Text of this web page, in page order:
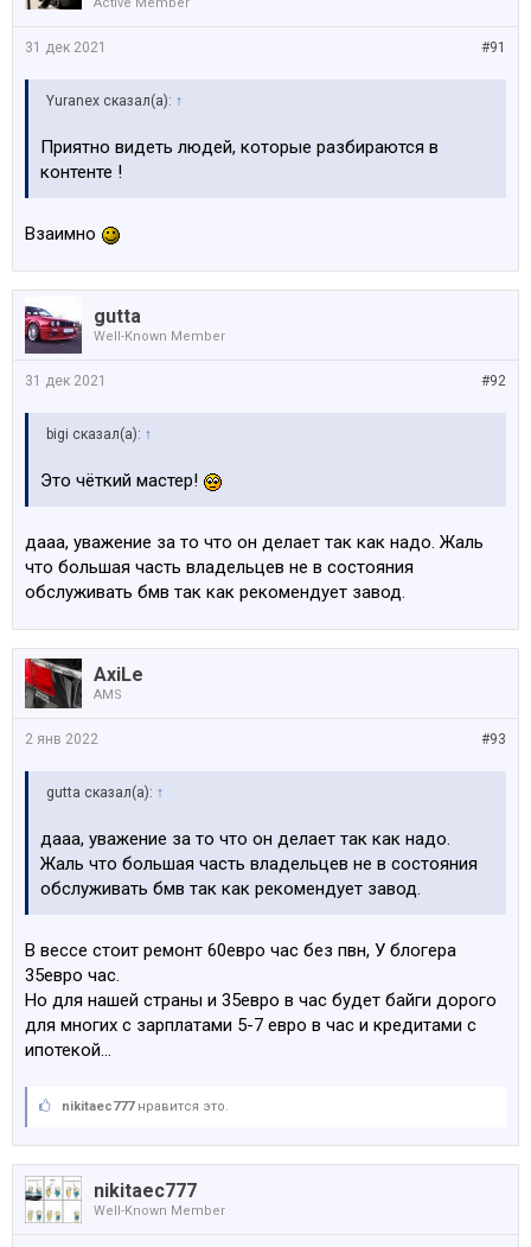
#91
31 дек 2021
Yuranex сказал(а): ↑
Приятно видеть людей, которые разбираются в
контенте !
Взаимно
gutta
Well-Known Member
#92
31 дек 2021
bigi сказал(а): ↑
Это чёткий мастер!
дааа, уважение за то что он делает так как надо. Жаль
что большая часть владельцев не в состояния
обслуживать бмв так как рекомендует завод.
AxiLe
AMS
#93
2 янв 2022
gutta сказал(а): ↑
дааа, уважение за то что он делает так как надо.
Жаль что большая часть владельцев не в состояния
обслуживать бмв так как рекомендует завод.
В вессе стоит ремонт 60евро час без пвн, У блогера
35евро час.
Но для нашей страны и 35евро в час будет байги дорого
для многих с зарплатами 5-7 евро в час и кредитами с
ипотекой...
nikitaec777нравится это.
nikitaec777
Well-Known Member